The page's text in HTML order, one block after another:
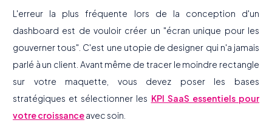
L'erreur la plus fréquente lors de la conception d'un
dashboard est de vouloir créer un "écran unique pour les
gouverner tous". C'est une utopie de designer qui n'a jamais
parlé à un client. Avant même de tracer le moindre rectangle
sur votre maquette, vous devez poser les bases
stratégiques et sélectionner les KPI SaaS essentiels pour
votre croissanceavec soin.